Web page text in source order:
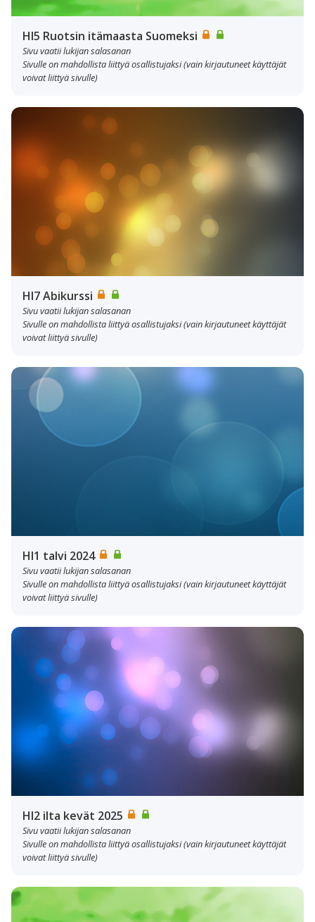
HI5 Ruotsin itämaasta Suomeksi
Sivu vaatii lukijan salasanan
Sivulle on mahdollista liittyä osallistujaksi (vain kirjautuneet käyttäjät
voivat liittyä sivulle)
HI7 Abikurssi
Sivu vaatii lukijan salasanan
Sivulle on mahdollista liittyä osallistujaksi (vain kirjautuneet käyttäjät
voivat liittyä sivulle)
HI1 talvi 2024
Sivu vaatii lukijan salasanan
Sivulle on mahdollista liittyä osallistujaksi (vain kirjautuneet käyttäjät
voivat liittyä sivulle)
HI2 ilta kevät 2025
Sivu vaatii lukijan salasanan
Sivulle on mahdollista liittyä osallistujaksi (vain kirjautuneet käyttäjät
voivat liittyä sivulle)